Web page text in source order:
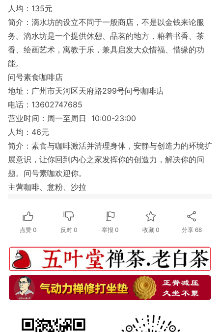
人均：135元
简介：滴水坊的设立不同于一般商店，不是以金钱来论服
务。滴水坊是一个提供休憩、品茗的地方，藉着书香、茶
香、绘画艺术，寓教于乐，兼具启发大众惜福、惜缘的功
能。
问号素食咖啡店
地址：广州市天河区天府路299号问号咖啡店
电话：13602747685
营业时间：周一至周日 10:00-23:00
人均：46元
简介：素食与咖啡激活并清理身体，安静与创造力的环境扩
展意识，让你回到内心之家发挥你的创造力，解决你的问
题。问号素咖欢迎你。
主营咖啡、意粉、沙拉
点赞0 反对0 举报 0 收藏 0 分享 68